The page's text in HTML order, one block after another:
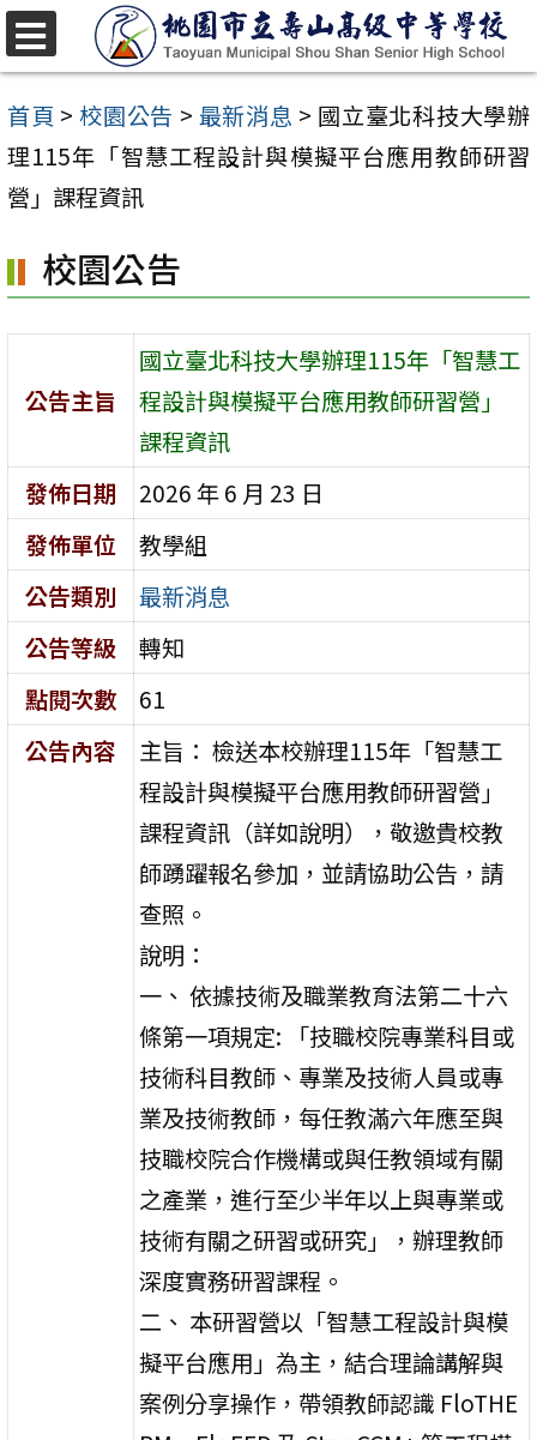
跳
至
主
要
內
區
首頁 > 校園公告 > 最新消息 > 國立臺北科技大學辦
理115年「智慧工程設計與模擬平台應用教師研習
營」課程資訊
校園公告
公告主旨
國立臺北科技大學辦理115年「智慧工
程設計與模擬平台應用教師研習營」
課程資訊
發佈日期
2026 年 6 月 23 日
發佈單位
教學組
公告類別
最新消息
公告等級
轉知
點閱次數
61
公告內容
主旨： 檢送本校辦理115年「智慧工
程設計與模擬平台應用教師研習營」
課程資訊（詳如說明），敬邀貴校教
師踴躍報名參加，並請協助公告，請
查照。
說明：
一、 依據技術及職業教育法第二十六
條第一項規定: 「技職校院專業科目或
技術科目教師、專業及技術人員或專
業及技術教師，每任教滿六年應至與
技職校院合作機構或與任教領域有關
之產業，進行至少半年以上與專業或
技術有關之研習或研究」，辦理教師
深度實務研習課程。
二、 本研習營以「智慧工程設計與模
擬平台應用」為主，結合理論講解與
案例分享操作，帶領教師認識 FloTHE
選
單